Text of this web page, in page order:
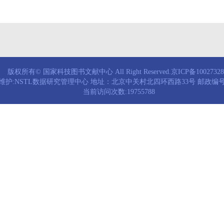
版权所有© 国家科技图书文献中心 All Right Reserved.京ICP备
护:NSTL数据研究管理中心 地址：北京中关村北四环西路33号 邮政编
当前访问次数:19755788